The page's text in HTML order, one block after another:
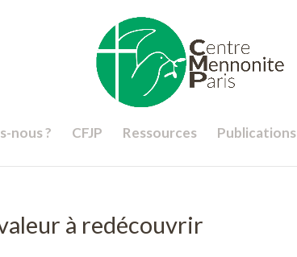
nous ? CFJP Ressources Publications
à redécouvrir